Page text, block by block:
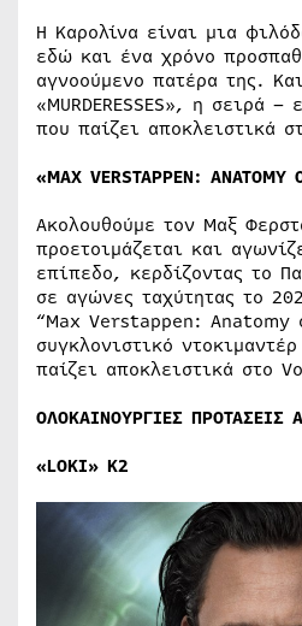
Η Καρολίνα είναι μια
εδώ και ένα χρόνο
αγνοούμενο πατέρα της.
«MURDERESSES», η σειρά
που παίζει αποκλειστικά
«MAX VERSTAPPEN: ANATOMY
Ακολουθούμε τον Μαξ
προετοιμάζεται και
επίπεδο, κερδίζοντας το
σε αγώνες ταχύτητας το
“Max Verstappen:
συγκλονιστικό
παίζει αποκλειστικά στο
ΟΛΟΚΑΙΝΟΥΡΓΙΕΣ ΠΡΟΤΑΣΕΙΣ
«LOKI​» Κ2